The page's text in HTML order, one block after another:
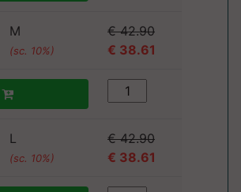
M
(sc. 10%)
€ 42.90
€ 38.61
L
(sc. 10%)
€ 42.90
€ 38.61